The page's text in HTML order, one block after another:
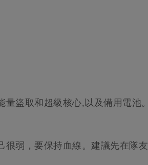
盜取和超級核心,以及備用電池。
很弱，要保持血線。建議先在隊友